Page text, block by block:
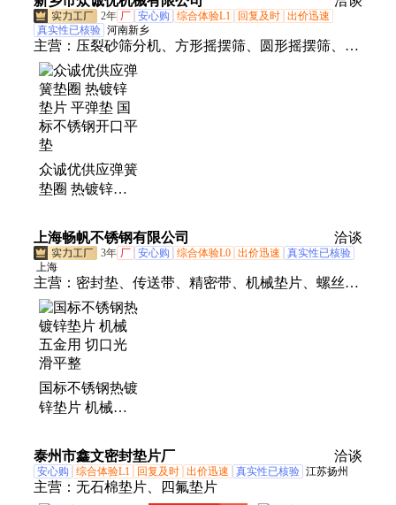
2年 厂 安心购 综合体验L1 回复及时 出价迅速
真实性已核验 河南新乡
主营： 压裂砂筛分机、方形摇摆筛、圆形摇摆筛、镀
锌垫片、直线振动筛、气流筛、概率筛、脱水筛
众诚优供应弹簧
垫圈 热镀锌垫
不锈钢开口平垫
上海畅帆不锈钢有限公司 洽谈
3年 厂 安心购 综合体验L0 出价迅速
真实性已核验
上海
主营： 密封垫、传送带、精密带、机械垫片、螺丝垫
片、开口垫片、热扎钢带、金属垫片、防滑垫片、输
送带、合金带、提升机、锈钢带、缠绕垫、法兰密
封、合金板材、环形钢带、精密仪器、分条钢带、工
业锅炉、压力设备、打孔钢带、冷轧板材、仪表仪
器、软磁合金
国标不锈钢热镀
锌垫片 机械五
平整
泰州市鑫文密封垫片厂 洽谈
安心购 综合体验L1 回复及时 出价迅速 真实性已核验 江苏扬州
主营： 无石棉垫片、四氟垫片